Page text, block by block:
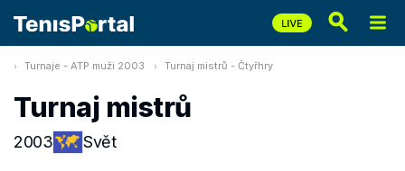
Turnaje - ATP muži 2003 Turnaj mistrů - Čtyřhry
Turnaj mistrů
2003 Svět